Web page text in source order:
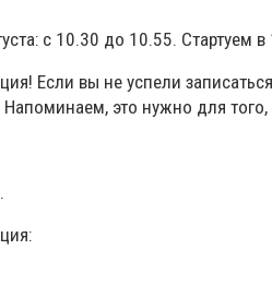
с 10.30 до 10.55. Стартуем в
Если вы не успели
Напоминаем, это нужно для
.